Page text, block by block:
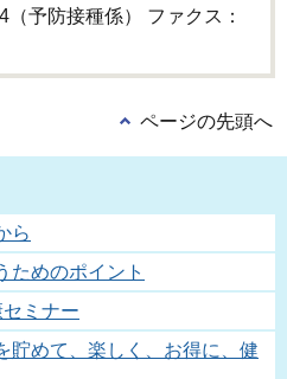
予防接種係） ファクス：
ページの先頭へ
ら
ためのポイント
ミナー
貯めて、楽しく、お得に、健